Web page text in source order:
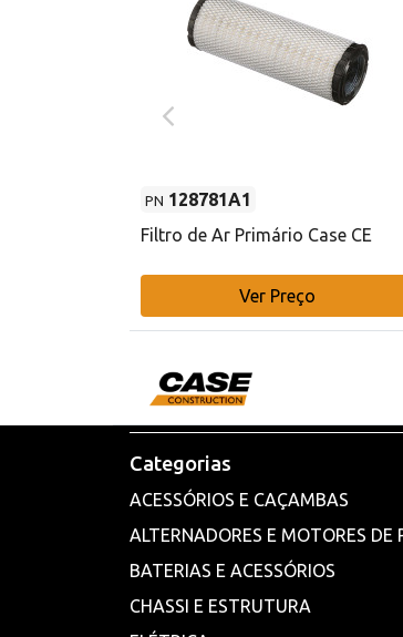
PN 128781A1
Filtro de Ar Primário Case CE
Ver Preço
Categorias
ACESSÓRIOS E CAÇAMBAS
ALTERNADORES E MOTORES DE
BATERIAS E ACESSÓRIOS
CHASSI E ESTRUTURA